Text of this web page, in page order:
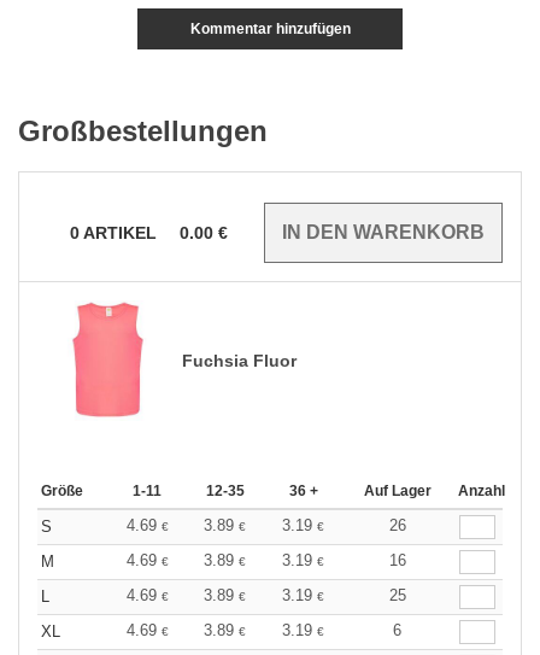
Kommentar hinzufügen
Großbestellungen
0ARTIKEL 0.00 €
Fuchsia Fluor
Größe 1-11 12-35 36 + Auf Lager Anzahl
S 4.69 € 3.89 € 3.19 €
26
M
4.69 € 3.89 € 3.19 €
16
L
4.69 € 3.89 € 3.19 €
25
XL
4.69 € 3.89 € 3.19 €
6